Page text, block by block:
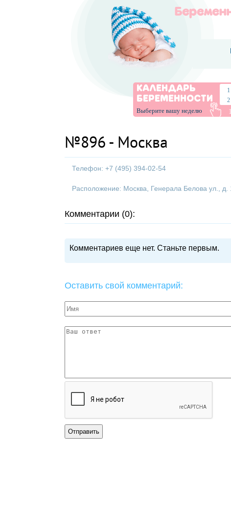
КАЛЕНДАРЬ
БЕРЕМЕННОСТИ
Выберите вашу неделю
1
2
№896 - Москва
Телефон: +7 (495) 394-02-54
Расположение: Москва, Генерала Белова ул., д.
Комментарии (0):
Комментариев еще нет. Станьте первым.
Оставить свой комментарий: